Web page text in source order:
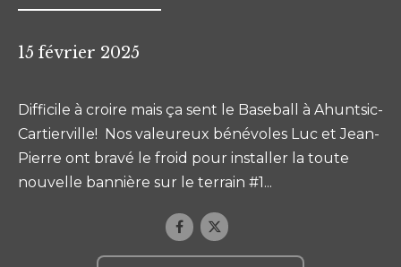
15 février 2025
Difficile à croire mais ça sent le Baseball à Ahuntsic-
Cartierville! Nos valeureux bénévoles Luc et Jean-
Pierre ont bravé le froid pour installer la toute
nouvelle bannière sur le terrain #1...